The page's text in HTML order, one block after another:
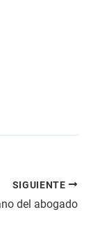
SIGUIENTE
del abogado